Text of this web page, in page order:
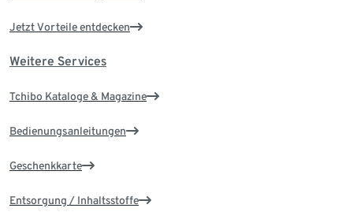
Jetzt Vorteile entdecken
Weitere Services
Tchibo Kataloge & Magazine
Bedienungsanleitungen
Geschenkkarte
Entsorgung / Inhaltsstoffe